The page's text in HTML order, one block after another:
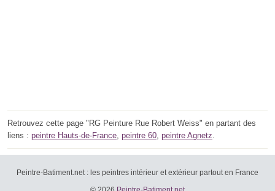
Retrouvez cette page "RG Peinture Rue Robert Weiss" en partant des
liens : peintre Hauts-de-France, peintre 60, peintre Agnetz.
Peintre-Batiment.net : les peintres intérieur et extérieur partout en France